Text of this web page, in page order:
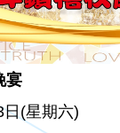
宴
(星期六)